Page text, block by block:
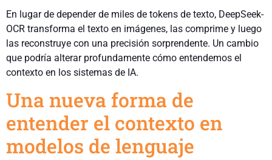
En lugar de depender de miles de tokens de texto, DeepSeek-
OCR transforma el texto en imágenes, las comprime y luego
las reconstruye con una precisión sorprendente. Un cambio
que podría alterar profundamente cómo entendemos el
contexto en los sistemas de IA.
Una nueva forma de
entender el contexto en
modelos de lenguaje